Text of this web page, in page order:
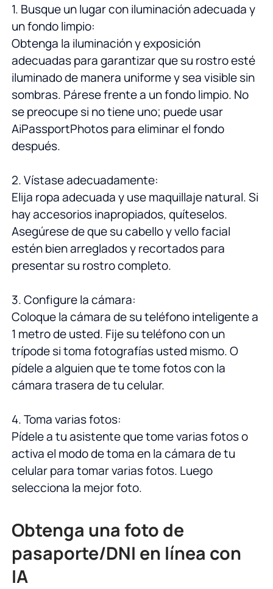
1. Busque un lugar con iluminación adecuada y
un fondo limpio:
Obtenga la iluminación y exposición
adecuadas para garantizar que su rostro esté
iluminado de manera uniforme y sea visible sin
sombras. Párese frente a un fondo limpio. No
se preocupe si no tiene uno; puede usar
AiPassportPhotos para eliminar el fondo
después.
2. Vístase adecuadamente:
Elija ropa adecuada y use maquillaje natural. Si
hay accesorios inapropiados, quíteselos.
Asegúrese de que su cabello y vello facial
estén bien arreglados y recortados para
presentar su rostro completo.
3. Configure la cámara:
Coloque la cámara de su teléfono inteligente a
1 metro de usted. Fije su teléfono con un
trípode si toma fotografías usted mismo. O
pídele a alguien que te tome fotos con la
cámara trasera de tu celular.
4. Toma varias fotos:
Pídele a tu asistente que tome varias fotos o
activa el modo de toma en la cámara de tu
celular para tomar varias fotos. Luego
selecciona la mejor foto.
Obtenga una foto de
pasaporte/DNI en línea con
IA